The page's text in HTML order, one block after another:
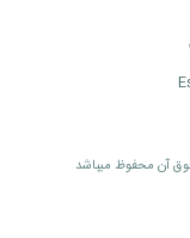
آن محفوظ ميباشد